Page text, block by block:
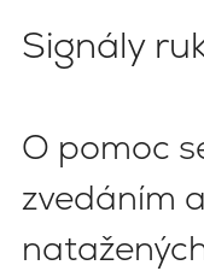
Signály
O pomoc
zvedáním